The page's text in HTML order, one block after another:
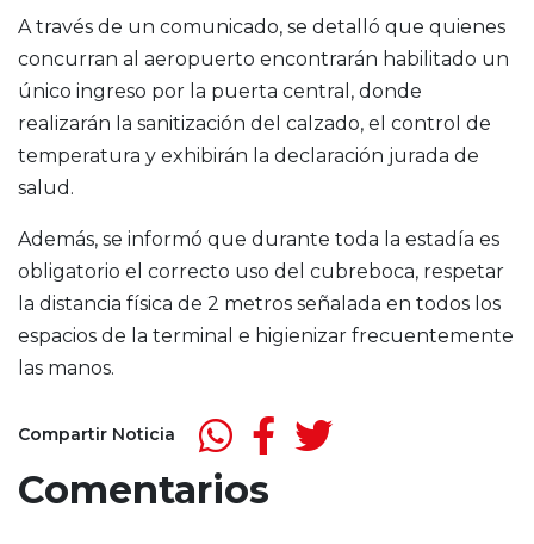
A través de un comunicado, se detalló que quienes
concurran al aeropuerto encontrarán habilitado un
único ingreso por la puerta central, donde
realizarán la sanitización del calzado, el control de
temperatura y exhibirán la declaración jurada de
salud.
Además, se informó que durante toda la estadía es
obligatorio el correcto uso del cubreboca, respetar
la distancia física de 2 metros señalada en todos los
espacios de la terminal e higienizar frecuentemente
las manos.
Compartir Noticia
Comentarios